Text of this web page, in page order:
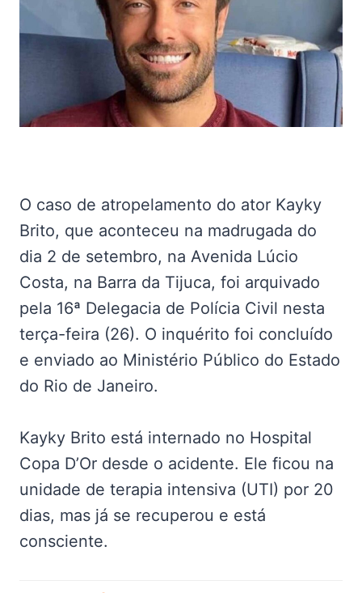
O caso de atropelamento do ator Kayky
Brito, que aconteceu na madrugada do
dia 2 de setembro, na Avenida Lúcio
Costa, na Barra da Tijuca, foi arquivado
pela 16ª Delegacia de Polícia Civil nesta
terça-feira (26). O inquérito foi concluído
e enviado ao Ministério Público do Estado
do Rio de Janeiro.
Kayky Brito está internado no Hospital
Copa D’Or desde o acidente. Ele ficou na
unidade de terapia intensiva (UTI) por 20
dias, mas já se recuperou e está
consciente.